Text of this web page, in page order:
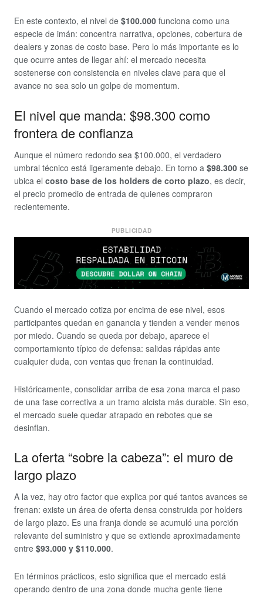
En este contexto, el nivel de $100.000 funciona como una
especie de imán: concentra narrativa, opciones, cobertura de
dealers y zonas de costo base. Pero lo más importante es lo
que ocurre antes de llegar ahí: el mercado necesita
sostenerse con consistencia en niveles clave para que el
avance no sea solo un golpe de momentum.
El nivel que manda: $98.300 como
frontera de confianza
Aunque el número redondo sea $100.000, el verdadero
umbral técnico está ligeramente debajo. En torno a $98.300 se
ubica el costo base de los holders de corto plazo, es decir,
el precio promedio de entrada de quienes compraron
recientemente.
PUBLICIDAD
Cuando el mercado cotiza por encima de ese nivel, esos
participantes quedan en ganancia y tienden a vender menos
por miedo. Cuando se queda por debajo, aparece el
comportamiento típico de defensa: salidas rápidas ante
cualquier duda, con ventas que frenan la continuidad.
Históricamente, consolidar arriba de esa zona marca el paso
de una fase correctiva a un tramo alcista más durable. Sin eso,
el mercado suele quedar atrapado en rebotes que se
desinflan.
La oferta “sobre la cabeza”: el muro de
largo plazo
A la vez, hay otro factor que explica por qué tantos avances se
frenan: existe un área de oferta densa construida por holders
de largo plazo. Es una franja donde se acumuló una porción
relevante del suministro y que se extiende aproximadamente
entre $93.000 y $110.000.
En términos prácticos, esto significa que el mercado está
operando dentro de una zona donde mucha gente tiene